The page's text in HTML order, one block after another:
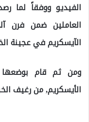
الفيديو ووفقاً لما
العاملين ضمن فرن
الآيسكريم في عجينة
ومن ثم قام
الأيسكريم, من رغيف